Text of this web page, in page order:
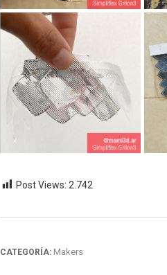
Post Views: 2.742
CATEGORÍA: Makers